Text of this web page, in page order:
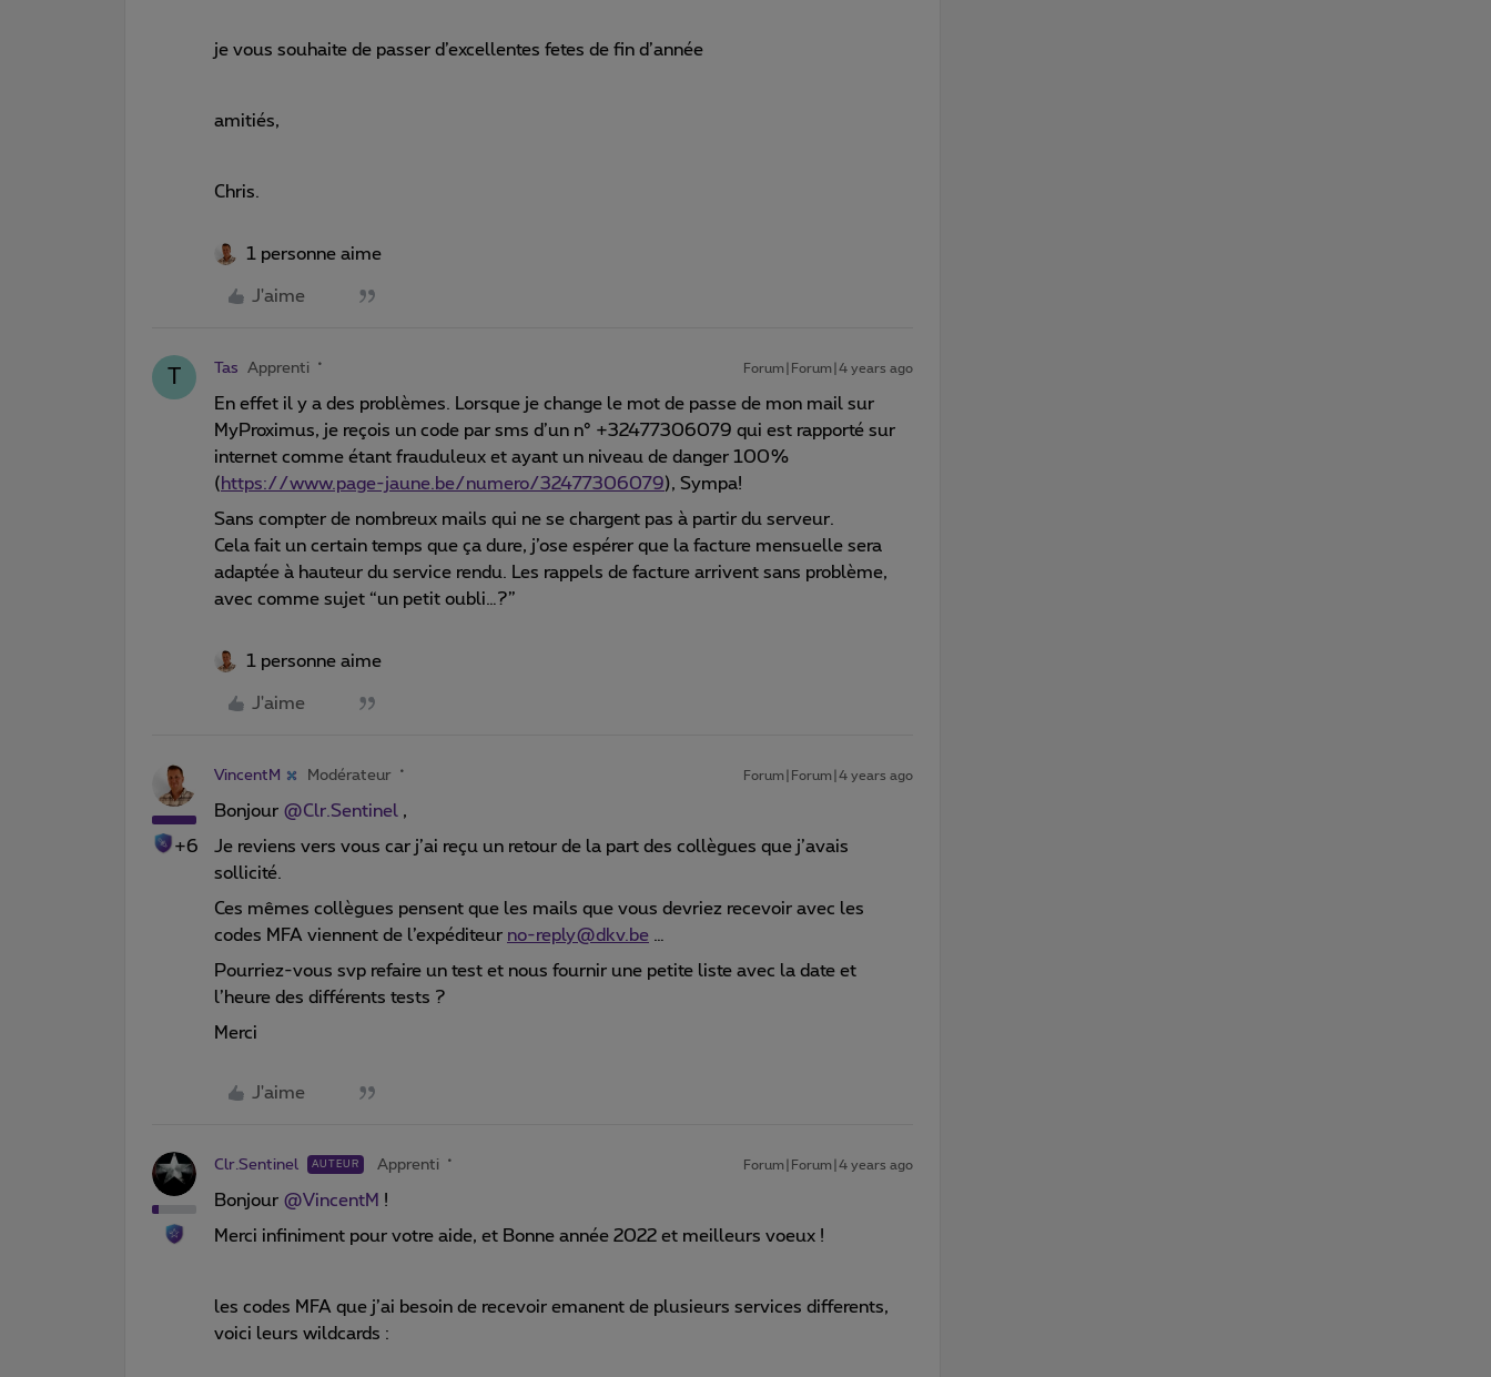
je vous souhaite de passer d’excellentes fetes de fin d’année
amitiés,
Chris.
1 personne aime
J'aime
T Tas Apprenti Forum|Forum|4 years ago
En effet il y a des problèmes. Lorsque je change le mot de passe de mon mail sur
MyProximus, je reçois un code par sms d’un n° +32477306079 qui est rapporté sur
internet comme étant frauduleux et ayant un niveau de danger 100%
(https://www.page-jaune.be/numero/32477306079), Sympa!
Sans compter de nombreux mails qui ne se chargent pas à partir du serveur.
Cela fait un certain temps que ça dure, j’ose espérer que la facture mensuelle sera
adaptée à hauteur du service rendu. Les rappels de facture arrivent sans problème,
avec comme sujet “un petit oubli…?”
1 personne aime
J'aime
+6
VincentM Modérateur Forum|Forum|4 years ago
Bonjour @Clr.Sentinel ,
Je reviens vers vous car j’ai reçu un retour de la part des collègues que j’avais
sollicité.
Ces mêmes collègues pensent que les mails que vous devriez recevoir avec les
codes MFA viennent de l’expéditeur no-reply@dkv.be …
Pourriez-vous svp refaire un test et nous fournir une petite liste avec la date et
l’heure des différents tests ?
Merci
J'aime
Clr.Sentinel AUTEUR Apprenti Forum|Forum|4 years ago
Bonjour @VincentM !
Merci infiniment pour votre aide, et Bonne année 2022 et meilleurs voeux !
les codes MFA que j’ai besoin de recevoir emanent de plusieurs services differents,
voici leurs wildcards :